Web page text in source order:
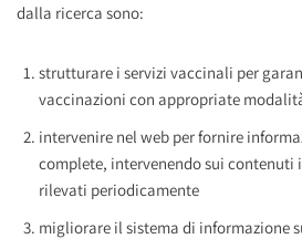
dalla ricerca sono:
strutturare i servizi vaccinali per
vaccinazioni con appropriate
intervenire nel web per fornire
complete, intervenendo sui
rilevati periodicamente
migliorare il sistema di informazione